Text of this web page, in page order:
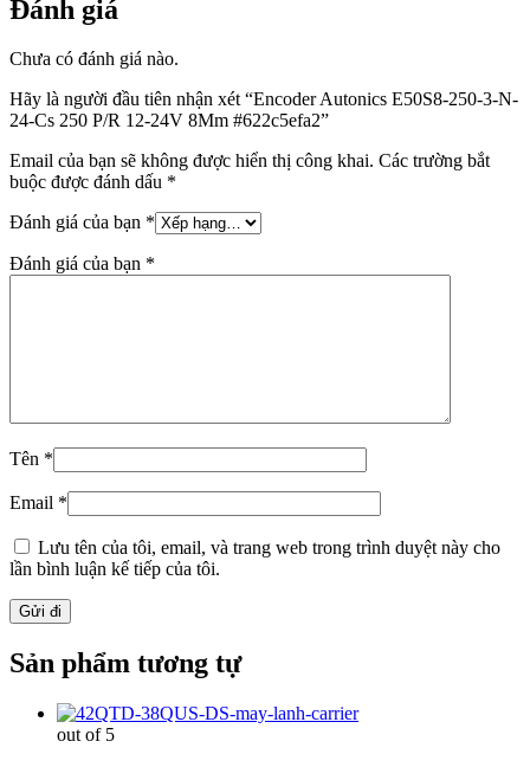
Đánh giá
Chưa có đánh giá nào.
Hãy là người đầu tiên nhận xét “Encoder Autonics E50S8-250-3-N-
24-Cs 250 P/R 12-24V 8Mm #622c5efa2”
Email của bạn sẽ không được hiển thị công khai. Các trường bắt
buộc được đánh dấu *
Đánh giá của bạn *
Đánh giá của bạn *
Tên *
Email *
Lưu tên của tôi, email, và trang web trong trình duyệt này cho
lần bình luận kế tiếp của tôi.
Sản phẩm tương tự
out of 5